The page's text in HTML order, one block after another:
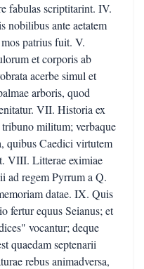
fabulas scriptitarint. IV.
nobilibus ante aetatem
patrius fuit. V.
et corporis ab
acerbe simul et
arboris, quod
VII. Historia ex
militum; verbaque
quibus Caedici virtutem
VIII. Litterae eximiae
ad regem Pyrrum a Q.
datae. IX. Quis
fertur equus Seianus; et
vocantur; deque
quaedam septenarii
rebus animadversa,